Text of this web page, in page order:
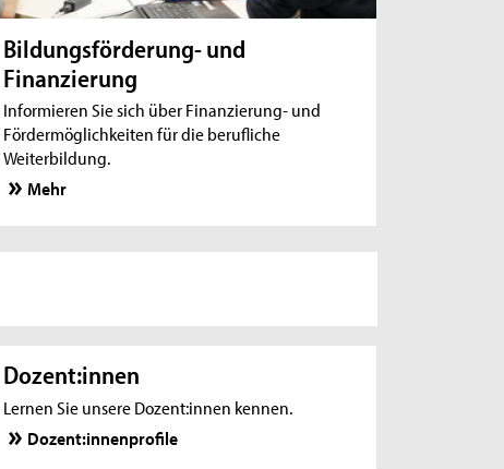
Bildungsförderung- und
Finanzierung
Informieren Sie sich über Finanzierung- und
Fördermöglichkeiten für die berufliche
Weiterbildung.
Mehr
Dozent:innen
Lernen Sie unsere Dozent:innen kennen.
Dozent:innenprofile